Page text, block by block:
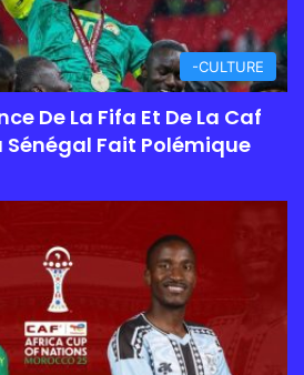
-CULTURE
De La Fifa Et De La Caf
Sénégal Fait Polémique